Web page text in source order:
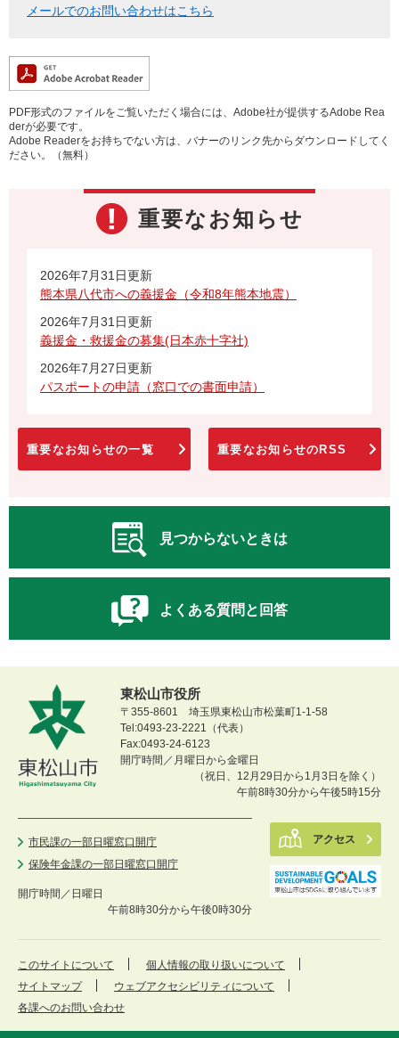
メールでのお問い合わせはこちら
PDF形式のファイルをご覧いただく場合には、Adobe社が提供するAdobe Rea
derが必要です。
Adobe Readerをお持ちでない方は、バナーのリンク先からダウンロードしてく
ださい。（無料）
重要なお知らせ
2026年7月31日更新
熊本県八代市への義援金（令和8年熊本地震）
2026年7月31日更新
義援金・救援金の募集(日本赤十字社)
2026年7月27日更新
パスポートの申請（窓口での書面申請）
重要なお知らせの一覧 重要なお知らせのRSS
見つからないときは
よくある質問と回答
東松山市役所
〒355-8601 埼玉県東松山市松葉町1-1-58
Tel:0493-23-2221（代表）
Fax:0493-24-6123
開庁時間／月曜日から金曜日
（祝日、12月29日から1月3日を除く）
午前8時30分から午後5時15分
市民課の一部日曜窓口開庁
保険年金課の一部日曜窓口開庁
開庁時間／ 日曜日
午前8時30分から午後0時30分
アクセス
このサイトについて
個人情報の取り扱いについて
サイトマップ
ウェブアクセシビリティについて
各課へのお問い合わせ